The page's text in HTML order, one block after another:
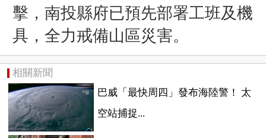
擊，南投縣府已預先部署工班及機
具，全力戒備山區災害。
相關新聞
巴威「最快周四」發布海陸警！ 太
空站捕捉...